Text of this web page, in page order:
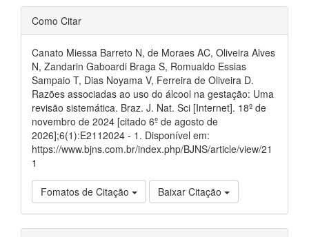
Detalhes
do
artigo
Como Citar
Canato Miessa Barreto N, de Moraes AC, Oliveira Alves
N, Zandarin Gaboardi Braga S, Romualdo Essias
Sampaio T, Dias Noyama V, Ferreira de Oliveira D.
Razões associadas ao uso do álcool na gestação: Uma
revisão sistemática. Braz. J. Nat. Sci [Internet]. 18º de
novembro de 2024 [citado 6º de agosto de
2026];6(1):E2112024 - 1. Disponível em:
https://www.bjns.com.br/index.php/BJNS/article/view/21
1
Fomatos de Citação Baixar Citação